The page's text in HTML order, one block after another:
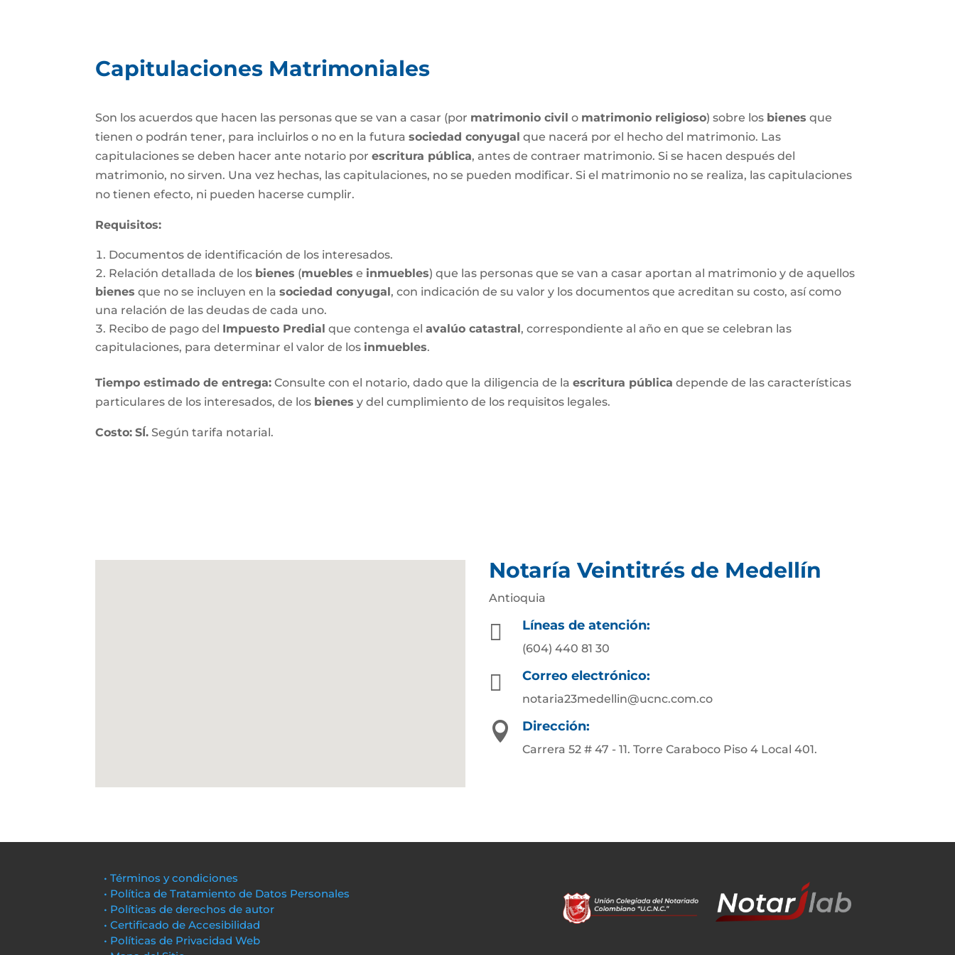
Capitulaciones Matrimoniales
Son los acuerdos que hacen las personas que se van a casar (por matrimonio civil o matrimonio religioso) sobre los bienes que
tienen o podrán tener, para incluirlos o no en la futurasociedad conyugal que nacerá por el hecho del matrimonio. Las
capitulaciones se deben hacer ante notario porescritura pública, antes de contraer matrimonio. Si se hacen después del
matrimonio, no sirven. Una vez hechas, las capitulaciones, no se pueden modificar. Si el matrimonio no se realiza, las capitulaciones
no tienen efecto, ni pueden hacerse cumplir.
Requisitos:
Documentos de identificación de los interesados.
Relación detallada de los bienes (muebles e inmuebles) que las personas que se van a casar aportan al matrimonio y de aquellos
bienes que no se incluyen en lasociedad conyugal , con indicación de su valor y los documentos que acreditan su costo, así como
una relación de las deudas de cada uno.
Recibo de pago del Impuesto Predial que contenga elavalúo catastral , correspondiente al año en que se celebran las
capitulaciones, para determinar el valor de los inmuebles.
Tiempo estimado de entrega: Consulte con el notario, dado que la diligencia de laescritura pública depende de las características
particulares de los interesados, de los bienes y del cumplimiento de los requisitos legales.
Costo: SÍ. Según tarifa notarial.
Notaría Veintitrés de Medellín
Antioquia
 Líneas de atención:
(604) 440 81 30
 Correo electrónico:
notaria23medellin@ucnc.com.co
 Dirección:
Carrera 52 # 47 - 11. Torre Caraboco Piso 4 Local 401.
• Términos y condiciones
• Política de Tratamiento de Datos Personales
• Políticas de derechos de autor
• Certificado de Accesibilidad
• Políticas de Privacidad Web